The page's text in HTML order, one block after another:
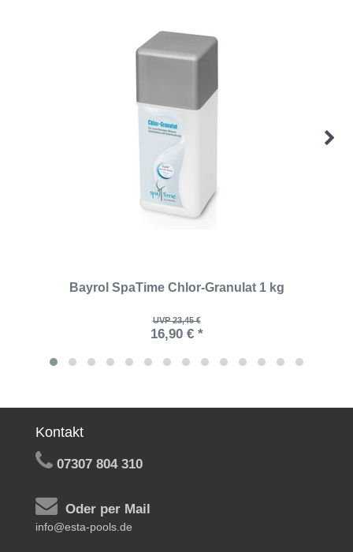
Bayrol SpaTime Chlor-Granulat 1 kg
UVP 23,45 €
16,90 € *
Kontakt
07307 804 310
Oder per Mail
info@esta-pools.de